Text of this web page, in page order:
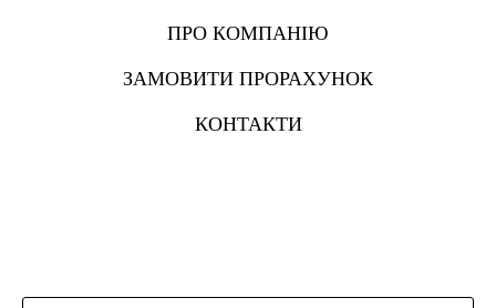
ПРО КОМПАНІЮ
ЗАМОВИТИ ПРОРАХУНОК
КОНТАКТИ